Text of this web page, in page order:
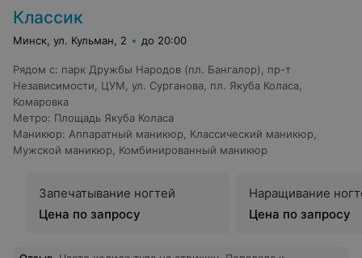
Классик
Минск, ул. Кульман, 2 до 20:00
Рядом с: парк Дружбы Народов (пл. Бангалор)
пр-т
Независимости
ЦУМ ул. Сурганова пл. Якуба Коласа
Комаровка
Метро: Площадь Якуба Коласа
Маникюр: Аппаратный маникюр Классический маникюр
Мужской маникюр
Комбинированный маникюр
Запечатывание ногтей
Цена по запросу
Наращивание
Цена по запросу